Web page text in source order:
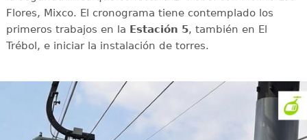
Flores, Mixco. El cronograma tiene contemplado los
primeros trabajos en la Estación 5, también en El
Trébol, e iniciar la instalación de torres.